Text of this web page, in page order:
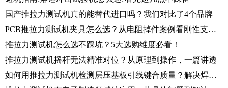
国产推拉力测试机真的能替代进口吗？我们对比了4个品牌
PCB推拉力测试机夹具怎么选？从电阻掉件案例看刚性支撑的重要性
推拉力测试机怎么选不踩坑？5大选购维度必看！
推拉力测试机摇杆无法精准对位？从原理到操作，一篇讲透
如何用推拉力测试机检测层压基板引线键合质量？解决焊盘部分支撑难题